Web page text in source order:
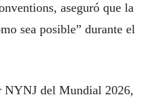
aseguró que la
sea posible” durante el
NYNJ del Mundial 2026,